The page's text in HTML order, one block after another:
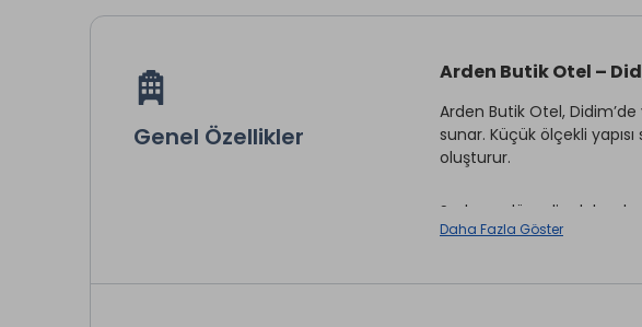
Genel Özellikler
Arden Butik Otel –
Arden Butik Otel,
sunar. Küçük ölçekli
oluşturur.
Sade ve düzenli
ortamı sağlar. Abartıdan
Daha Fazla Göster